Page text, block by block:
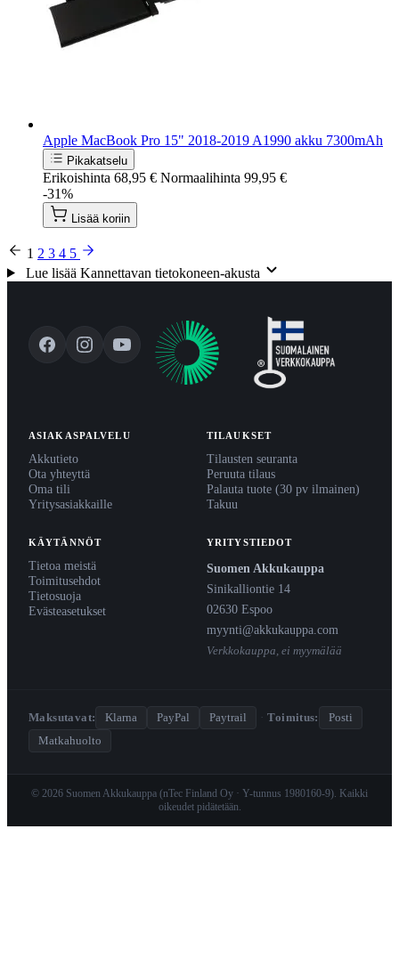
Apple MacBook Pro 15" 2018-2019 A1990 akku 7300mAh
Pikakatselu
Erikoishinta 68,95 € Normaalihinta 99,95 €
-31%
Lisää koriin
1 2 3 4 5
Lue lisää Kannettavan tietokoneen-akusta
ASIAKASPALVELU
Akkutieto
Ota yhteyttä
Oma tili
Yritysasiakkaille
TILAUKSET
Tilausten seuranta
Peruuta tilaus
Palauta tuote (30 pv ilmainen)
Takuu
KÄYTÄNNÖT
Tietoa meistä
Toimitusehdot
Tietosuoja
Evästeasetukset
YRITYSTIEDOT
Suomen Akkukauppa
Sinikalliontie 14
02630 Espoo
myynti@akkukauppa.com
Verkkokauppa, ei myymälää
Maksutavat: Klarna PayPal Paytrail · Toimitus:
Posti
Matkahuolto
© 2026 Suomen Akkukauppa (nTec Finland Oy · Y-tunnus 1980160-9). Kaikki
oikeudet pidätetään.